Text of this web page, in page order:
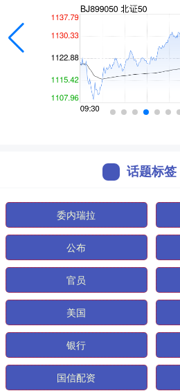
话题标签
委内瑞拉
公布
官员
美国
银行
国信配资